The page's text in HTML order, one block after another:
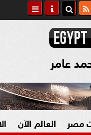
عامر
مصر العالم الآن